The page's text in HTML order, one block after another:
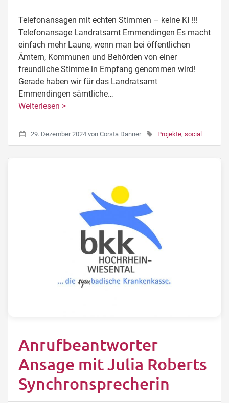
Telefonansagen mit echten Stimmen – keine KI !!!
Telefonansage Landratsamt Emmendingen Es macht
einfach mehr Laune, wenn man bei öffentlichen
Ämtern, Kommunen und Behörden von einer
freundliche Stimme in Empfang genommen wird!
Gerade haben wir für das Landratsamt
Emmendingen sämtliche…
Weiterlesen >
29. Dezember 2024 von Corsta Danner Projekte, social
Anrufbeantworter
Ansage mit Julia Roberts
Synchronsprecherin